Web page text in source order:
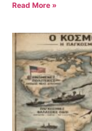
Read More »